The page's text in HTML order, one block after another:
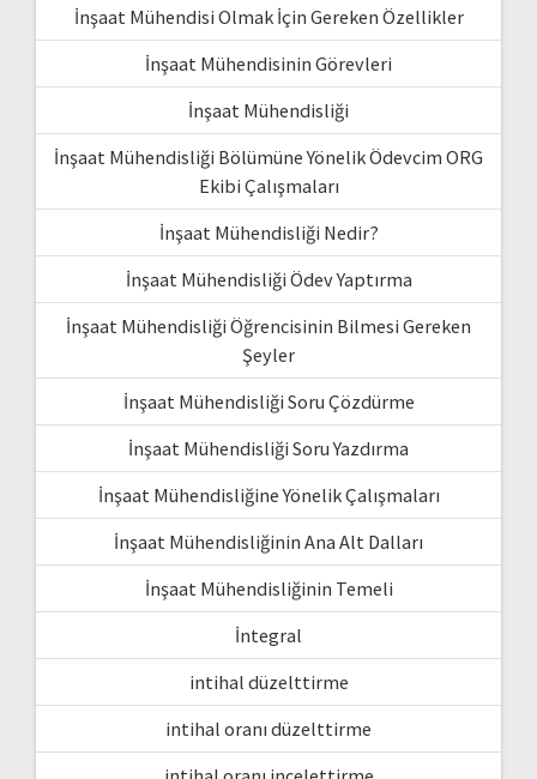
İnşaat Mühendisi Olmak İçin Gereken Özellikler
İnşaat Mühendisinin Görevleri
İnşaat Mühendisliği
İnşaat Mühendisliği Bölümüne Yönelik Ödevcim ORG
Ekibi Çalışmaları
İnşaat Mühendisliği Nedir?
İnşaat Mühendisliği Ödev Yaptırma
İnşaat Mühendisliği Öğrencisinin Bilmesi Gereken
Şeyler
İnşaat Mühendisliği Soru Çözdürme
İnşaat Mühendisliği Soru Yazdırma
İnşaat Mühendisliğine Yönelik Çalışmaları
İnşaat Mühendisliğinin Ana Alt Dalları
İnşaat Mühendisliğinin Temeli
İntegral
intihal düzelttirme
intihal oranı düzelttirme